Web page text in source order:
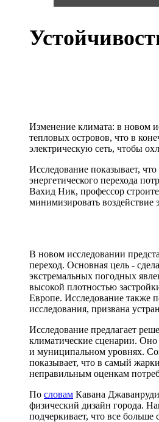
Изменение климата: в новом
тепловых островов, что в
электрическую сеть, чтобы
Исследование показывает, что
энергетического перехода
Вахид Ник, профессор
минимизировать воздействие
В новом исследовании
переход. Основная цель -
экстремальных погодных
высокой плотностью
Европе. Исследование также
исследования, призвана
Исследование предлагает
климатические сценарии. Оно
и муниципальном уровнях.
показывает, что в самый
неправильным оценкам
По словам Кавана
физический дизайн города.
подчеркивает, что все